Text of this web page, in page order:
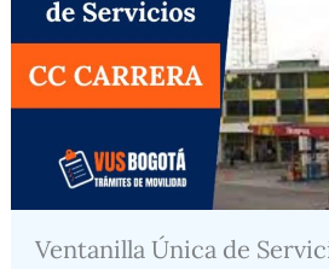
Ventanilla Única de